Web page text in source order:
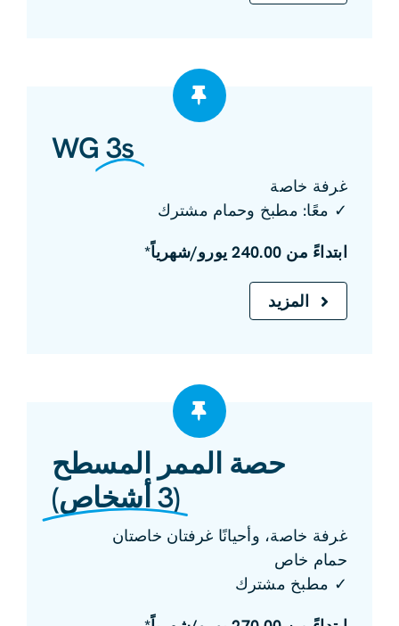
3s
WG
غرفة خاصة
✓ معًا: مطبخ وحمام مشترك
ابتداءً من 240.00 يورو/شهرياً*
المزيد
حصة الممر المسطح
(3 أشخاص)
غرفة خاصة، وأحيانًا غرفتان خاصتان
حمام خاص
✓ مطبخ مشترك